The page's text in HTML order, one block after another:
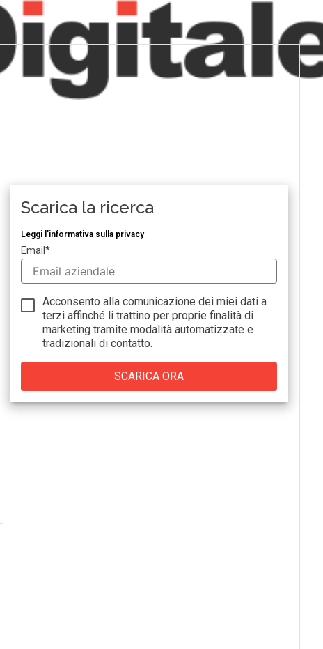
Scarica la ricerca
Leggi l'informativa sulla privacy
Email *
Acconsento alla comunicazione dei miei dati a
terzi affinché li trattino per proprie finalità di
marketing tramite modalità automatizzate e
tradizionali di contatto.